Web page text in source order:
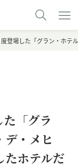
登場した「グラン・ホテ
「グラ
デ・メヒ
たホテルだ